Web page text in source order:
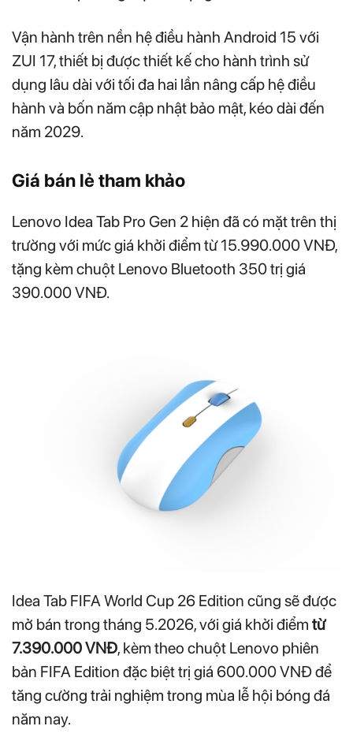
Vận hành trên nền hệ điều hành Android 15 với
ZUI 17, thiết bị được thiết kế cho hành trình sử
dụng lâu dài với tối đa hai lần nâng cấp hệ điều
hành và bốn năm cập nhật bảo mật, kéo dài đến
năm 2029.
Giá bán lẻ tham khảo
Lenovo Idea Tab Pro Gen 2 hiện đã có mặt trên thị
trường với mức giá khởi điểm từ 15.990.000 VNĐ,
tặng kèm chuột Lenovo Bluetooth 350 trị giá
390.000 VNĐ.
Idea Tab FIFA World Cup 26 Edition cũng sẽ được
mở bán trong tháng 5.2026, với giá khởi điểm từ
7.390.000 VNĐ, kèm theo chuột Lenovo phiên
bản FIFA Edition đặc biệt trị giá 600.000 VNĐ để
tăng cường trải nghiệm trong mùa lễ hội bóng đá
năm nay.